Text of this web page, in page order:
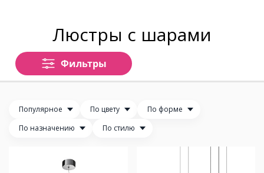
Люстры с шарами
Фильтры
Популярное По цвету
По форме
По назначению
По стилю